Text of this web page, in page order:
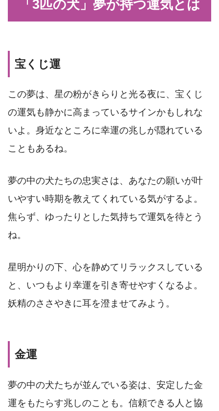
「3匹の犬」夢が持つ運気とは
宝くじ運
この夢は、星の粉がきらりと光る夜に、宝くじ
の運気も静かに高まっているサインかもしれな
いよ。身近なところに幸運の兆しが隠れている
こともあるね。
夢の中の犬たちの忠実さは、あなたの願いが叶
いやすい時期を教えてくれている気がするよ。
焦らず、ゆったりとした気持ちで運気を待とう
ね。
星明かりの下、心を静めてリラックスしている
と、いつもより幸運を引き寄せやすくなるよ。
妖精のささやきに耳を澄ませてみよう。
金運
夢の中の犬たちが並んでいる姿は、安定した金
運をもたらす兆しのことも。信頼できる人と協